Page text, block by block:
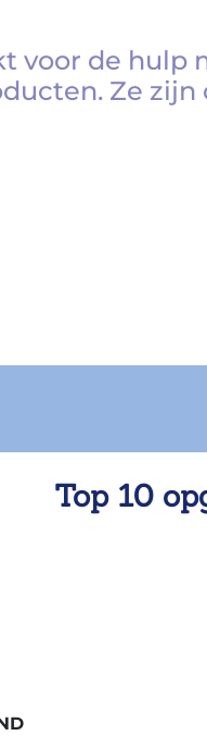
voor de hulp
Ze
Top 10